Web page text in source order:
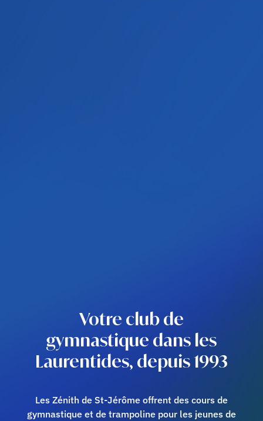
Votre club de
gymnastique dans les
Laurentides, depuis 1993
Les Zénith de St-Jérôme offrent des cours de
gymnastique et de trampoline pour les jeunes de